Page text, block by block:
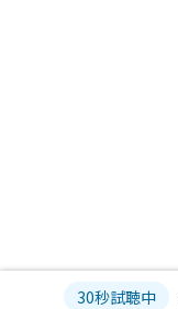
30秒試聴中